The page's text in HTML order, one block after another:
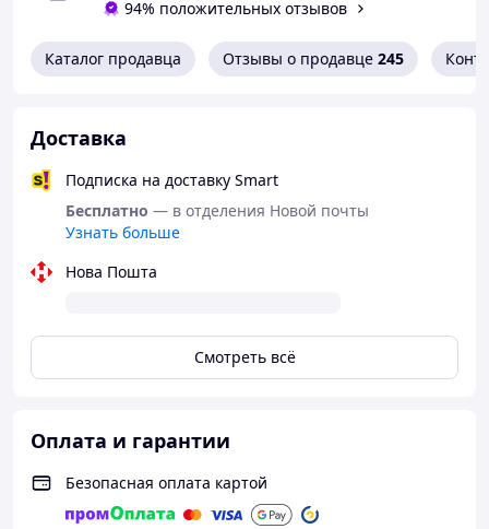
94% положительных отзывов
Каталог продавца Отзывы о продавце 245
Доставка
Подписка на доставку Smart
Бесплатно — в отделения Новой почты
Узнать больше
Нова Пошта
Смотреть всё
Оплата и гарантии
Безопасная оплата картой